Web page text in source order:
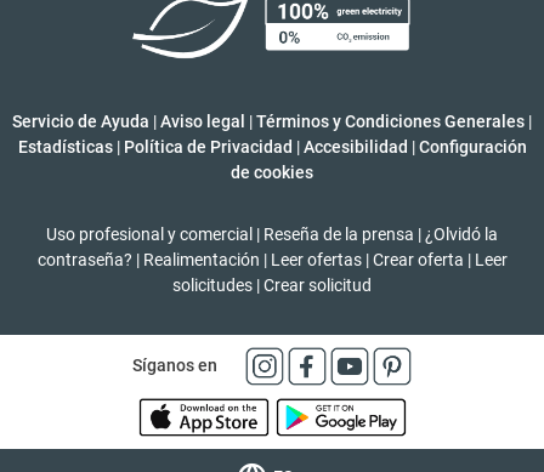
Servicio de Ayuda |Aviso legal |Términos y Condiciones Generales |
Estadísticas | Política de Privacidad | Accesibilidad | Configuración
de cookies
Uso profesional y comercial | Reseña de la prensa | ¿Olvidó la
contraseña? | Realimentación | Leer ofertas | Crear oferta | Leer
solicitudes |Crear solicitud
Síganos en